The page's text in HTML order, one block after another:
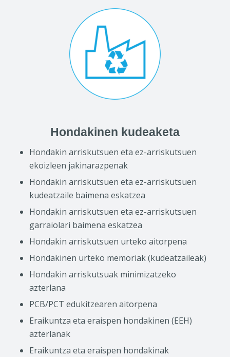
Hondakinen kudeaketa
Hondakin arriskutsuen eta ez-arriskutsuen
ekoizleen jakinarazpenak
Hondakin arriskutsuen eta ez-arriskutsuen
kudeatzaile baimena eskatzea
Hondakin arriskutsuen eta ez-arriskutsuen
garraiolari baimena eskatzea
Hondakin arriskutsuen urteko aitorpena
Hondakinen urteko memoriak (kudeatzaileak)
Hondakin arriskutsuak minimizatzeko
azterlana
PCB/PCT edukitzearen aitorpena
Eraikuntza eta eraispen hondakinen (EEH)
azterlanak
Eraikuntza eta eraispen hondakinak